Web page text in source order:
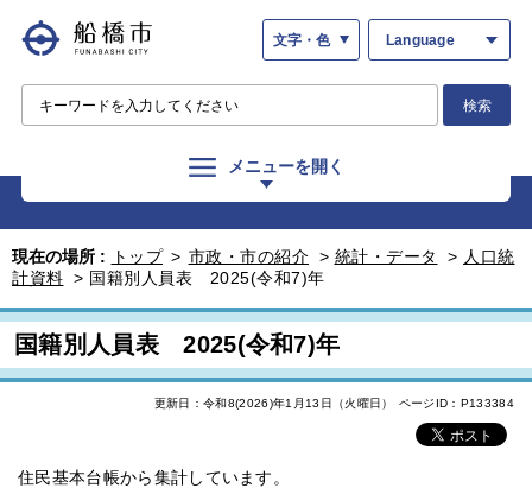
文字・色 Language
検索
メニューを開く
現在の場所 : トップ > 市政・市の紹介 > 統計・データ > 人口統
計資料 > 国籍別人員表 2025(令和7)年
国籍別人員表 2025(令和7)年
更新日：令和8(2026)年1月13日（火曜日） ページID：P133384
住民基本台帳から集計しています。